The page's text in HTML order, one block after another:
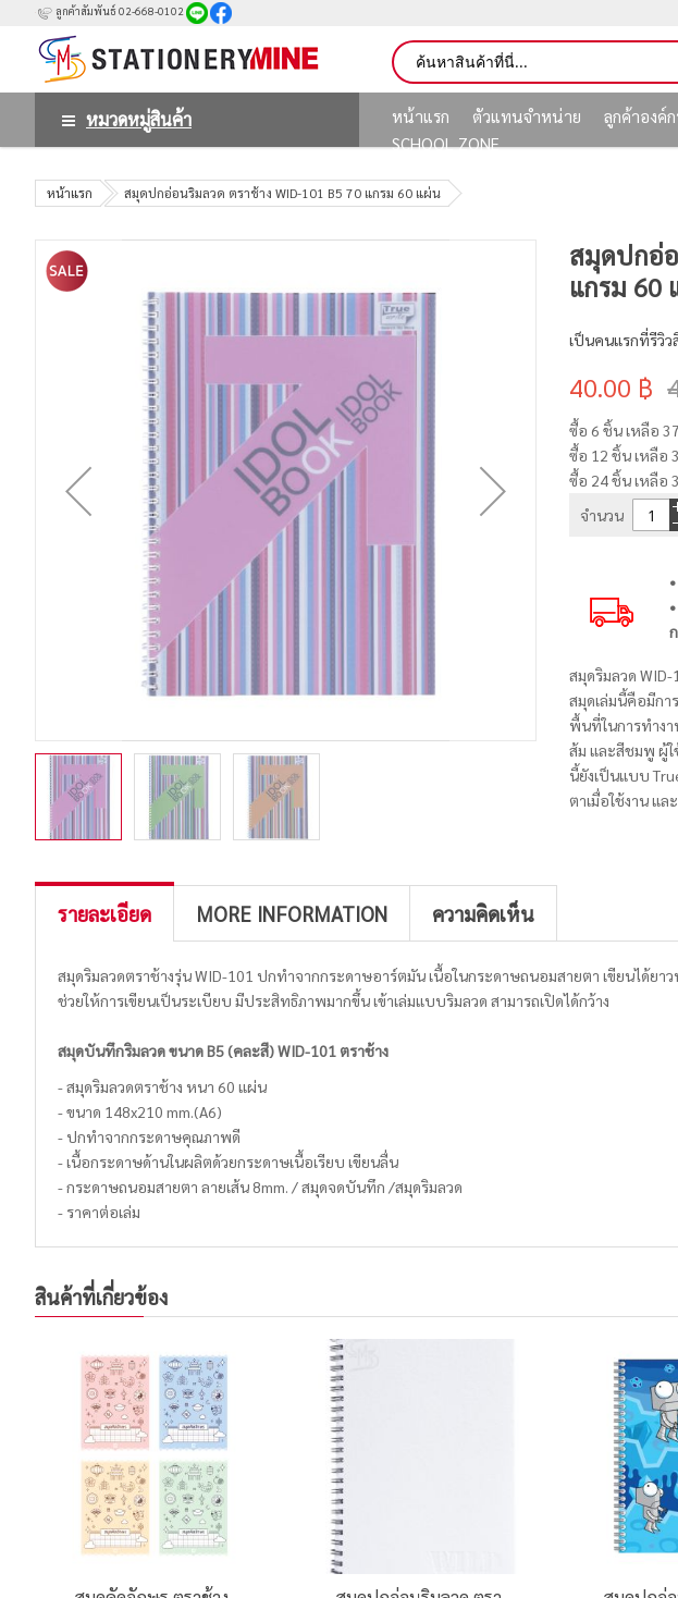
ลูกค้าสัมพันธ์ 02-668-0102
หมวดหมู่สินค้า หน้าแรก ตัวแทนจำหน่าย ลูกค้าองค์ก
SCHOOL ZONE
หน้าแรก สมุดปกอ่อนริมลวด ตราช้าง WID-101 B5 70 แกรม 60 แผ่น
สมุดปกอ่อ
แกรม 60
เป็นคนแรกที่รีวิ
40.00 ฿
ซื้อ 6 ชิ้น เหลือ
ซื้อ 12 ชิ้น เหลือ
ซื้อ 24 ชิ้น เหลือ
จำนวน
สมุดริมลวด
สมุดเล่มนี้คือมีกา
พื้นที่ในการทำงา
ส้ม และสีชมพู ผู้ใ
นี้ยังเป็นแบบ
ตาเมื่อใช้งาน แ
รายละเอียด MORE INFORMATION ความคิดเห็น
สมุดริมลวดตราช้างรุ่น WID-101 ปกทำจากกระดาษอาร์ตมัน เนื้อในกระดาษถนอมสายตา เขียนได้ย
ช่วยให้การเขียนเป็นระเบียบ มีประสิทธิภาพมากขึ้น เข้าเล่มแบบริมลวด สามารถเปิดได้กว้าง
สมุดบันทึกริมลวด ขนาด B5 (คละสี) WID-101 ตราช้าง
- สมุดริมลวดตราช้าง หนา 60 แผ่น
- ขนาด 148x210 mm.(A6)
- ปกทำจากกระดาษคุณภาพดี
- เนื้อกระดาษด้านในผลิตด้วยกระดาษเนื้อเรียบ เขียนลื่น
- กระดาษถนอมสายตา ลายเส้น 8mm. / สมุดจดบันทึก /สมุดริมลวด
- ราคาต่อเล่ม
สินค้าที่เกี่ยวข้อง